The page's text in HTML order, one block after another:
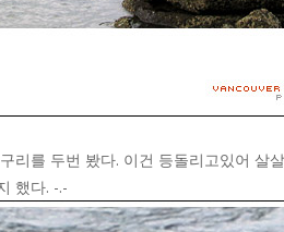
리를 두번 봤다. 이건 등돌리고있어
했다. -.-